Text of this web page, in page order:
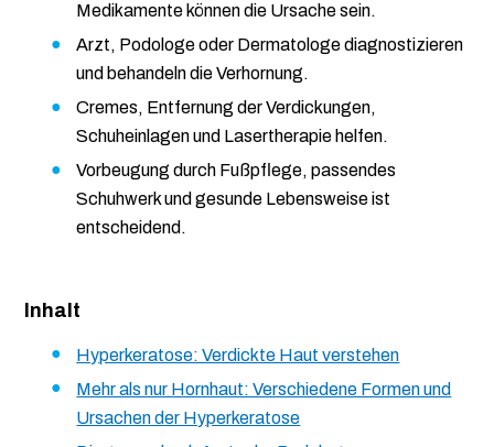
Medikamente können die Ursache sein.
Arzt, Podologe oder Dermatologe diagnostizieren
und behandeln die Verhornung.
Cremes, Entfernung der Verdickungen,
Schuheinlagen und Lasertherapie helfen.
Vorbeugung durch Fußpflege, passendes
Schuhwerk und gesunde Lebensweise ist
entscheidend.
Inhalt
Hyperkeratose: Verdickte Haut verstehen
Mehr als nur Hornhaut: Verschiedene Formen und
Ursachen der Hyperkeratose